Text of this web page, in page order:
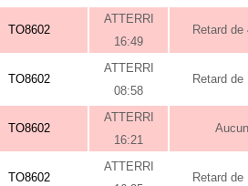
TO8602
ATTERRI
16:49
Retard de
TO8602
ATTERRI
08:58
Retard de
TO8602
ATTERRI
16:21
TO8602
ATTERRI
Retard de